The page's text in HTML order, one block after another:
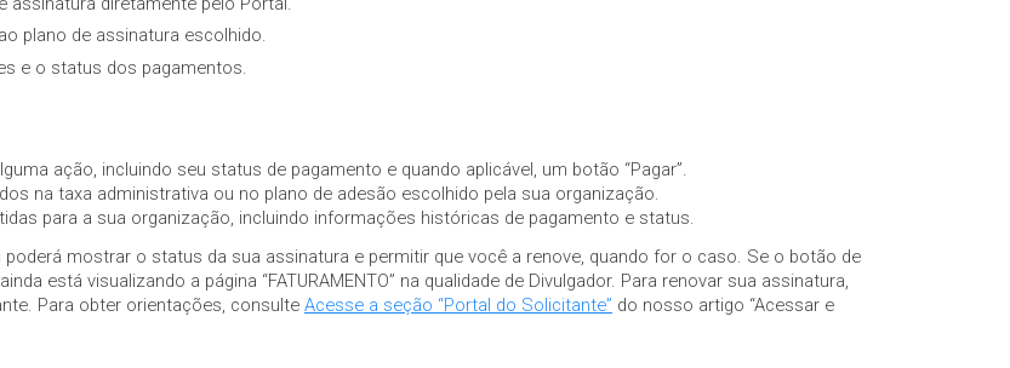
plano de assinatura escolhido.
e o status dos pagamentos.
ação, incluindo seu status de pagamento e quando aplicável, um botão “Pagar”.
na taxa administrativa ou no plano de adesão escolhido pela sua organização.
para a sua organização, incluindo informações históricas de pagamento e status.
mostrar o status da sua assinatura e permitir que você a renove, quando for o caso. Se o botão de
está visualizando a página “FATURAMENTO” na qualidade de Divulgador. Para renovar sua assinatura,
Para obter orientações, consulte Acesse a seção “Portal do Solicitante” do nosso artigo “Acessar e